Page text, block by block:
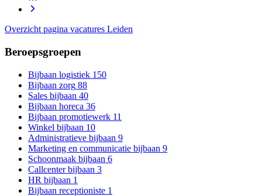
Overzicht pagina vacatures Leiden
Beroepsgroepen
Bijbaan logistiek 150
Bijbaan zorg 88
Sales bijbaan 40
Bijbaan horeca 36
Bijbaan promotiewerk 11
Winkel bijbaan 10
Administratieve bijbaan 9
Marketing en communicatie bijbaan 9
Schoonmaak bijbaan 6
Callcenter bijbaan 3
HR bijbaan 1
Bijbaan receptioniste 1